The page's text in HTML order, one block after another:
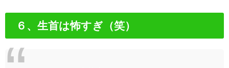
６、生首は怖すぎ（笑）